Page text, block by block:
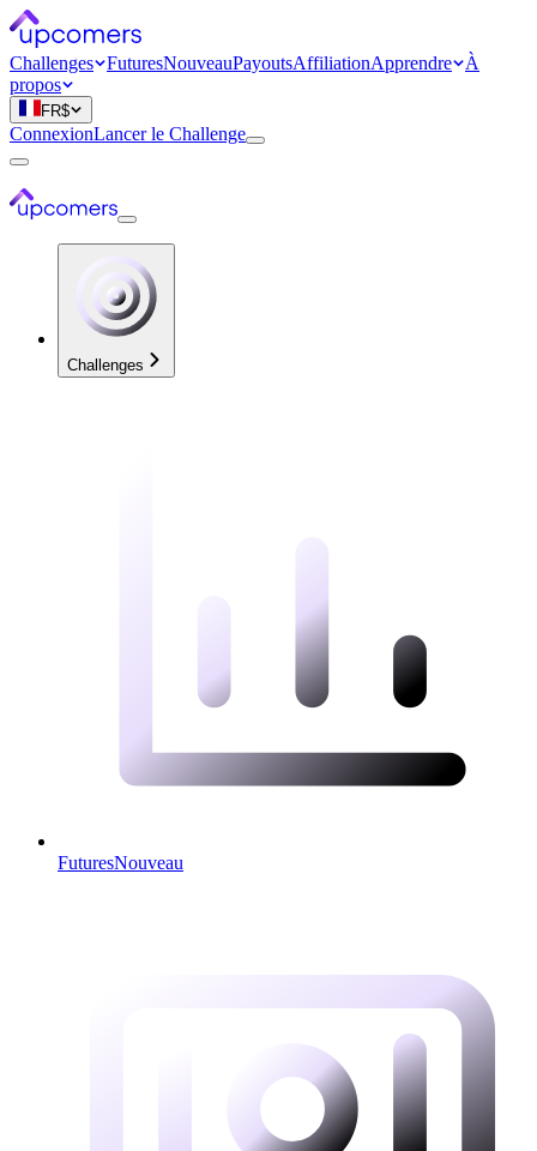
Challenges FuturesNouveauPayoutsAffiliationApprendre
À
propos
FR$
ConnexionLancer le Challenge
Challenges
FuturesNouveau